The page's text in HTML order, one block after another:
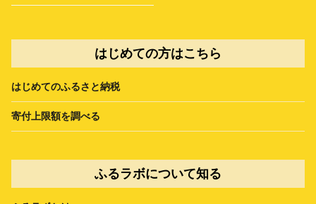
はじめての方はこちら
はじめてのふるさと納税
寄付上限額を調べる
ふるラボについて知る